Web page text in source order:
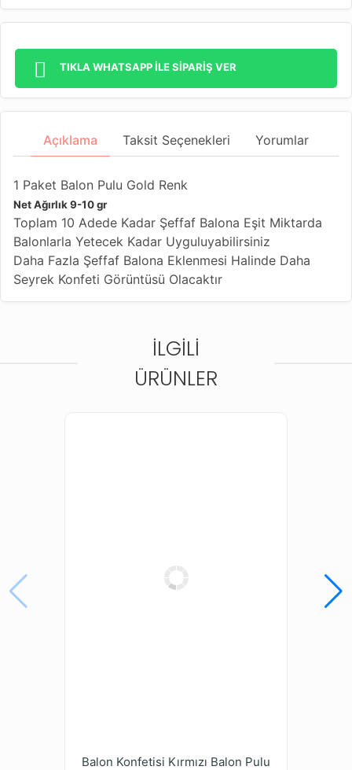
TIKLA WHATSAPP İLE SİPARİŞ VER
Açıklama Taksit Seçenekleri Yorumlar
1 Paket Balon Pulu Gold Renk
Net Ağırlık 9-10 gr
Toplam 10 Adede Kadar Şeffaf Balona Eşit Miktarda
Balonlarla Yetecek Kadar Uyguluyabilirsiniz
Daha Fazla Şeffaf Balona Eklenmesi Halinde Daha
Seyrek Konfeti Görüntüsü Olacaktır
İLGILI
ÜRÜNLER
Balon Konfetisi Kırmızı Balon Pulu